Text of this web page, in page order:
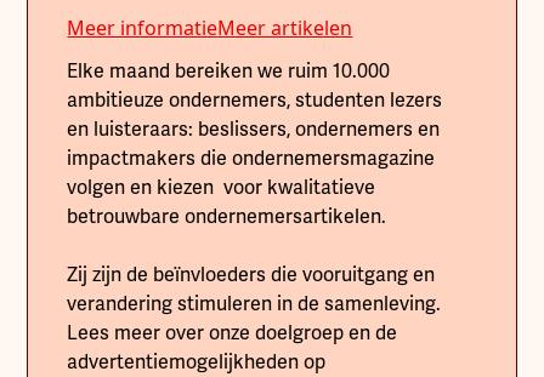
Meer informatieMeer artikelen
Elke maand bereiken we ruim 10.000
ambitieuze ondernemers, studenten lezers
en luisteraars: beslissers, ondernemers en
impactmakers die ondernemersmagazine
volgen en kiezen voor kwalitatieve
betrouwbare ondernemersartikelen.
Zij zijn de beïnvloeders die vooruitgang en
verandering stimuleren in de samenleving.
Lees meer over onze doelgroep en de
advertentiemogelijkheden op